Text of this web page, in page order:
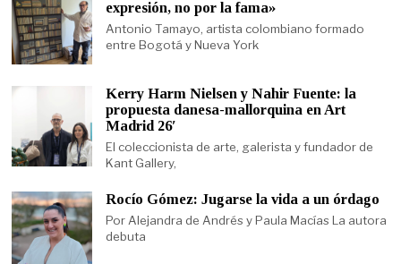
expresión, no por la fama»
Antonio Tamayo, artista colombiano formado
entre Bogotá y Nueva York
Kerry Harm Nielsen y Nahir Fuente: la
propuesta danesa-mallorquina en Art
Madrid 26′
El coleccionista de arte, galerista y fundador de
Kant Gallery,
Rocío Gómez: Jugarse la vida a un órdago
Por Alejandra de Andrés y Paula Macías La autora
debuta